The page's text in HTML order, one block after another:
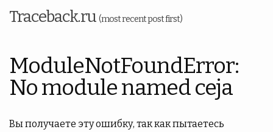
Traceback.ru (most recent post first)
ModuleNotFoundError:
No module named ceja
Вы получаете эту ошибку, так как пытаетесь